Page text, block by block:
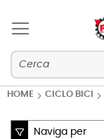
HOME CICLO BICI
Naviga per